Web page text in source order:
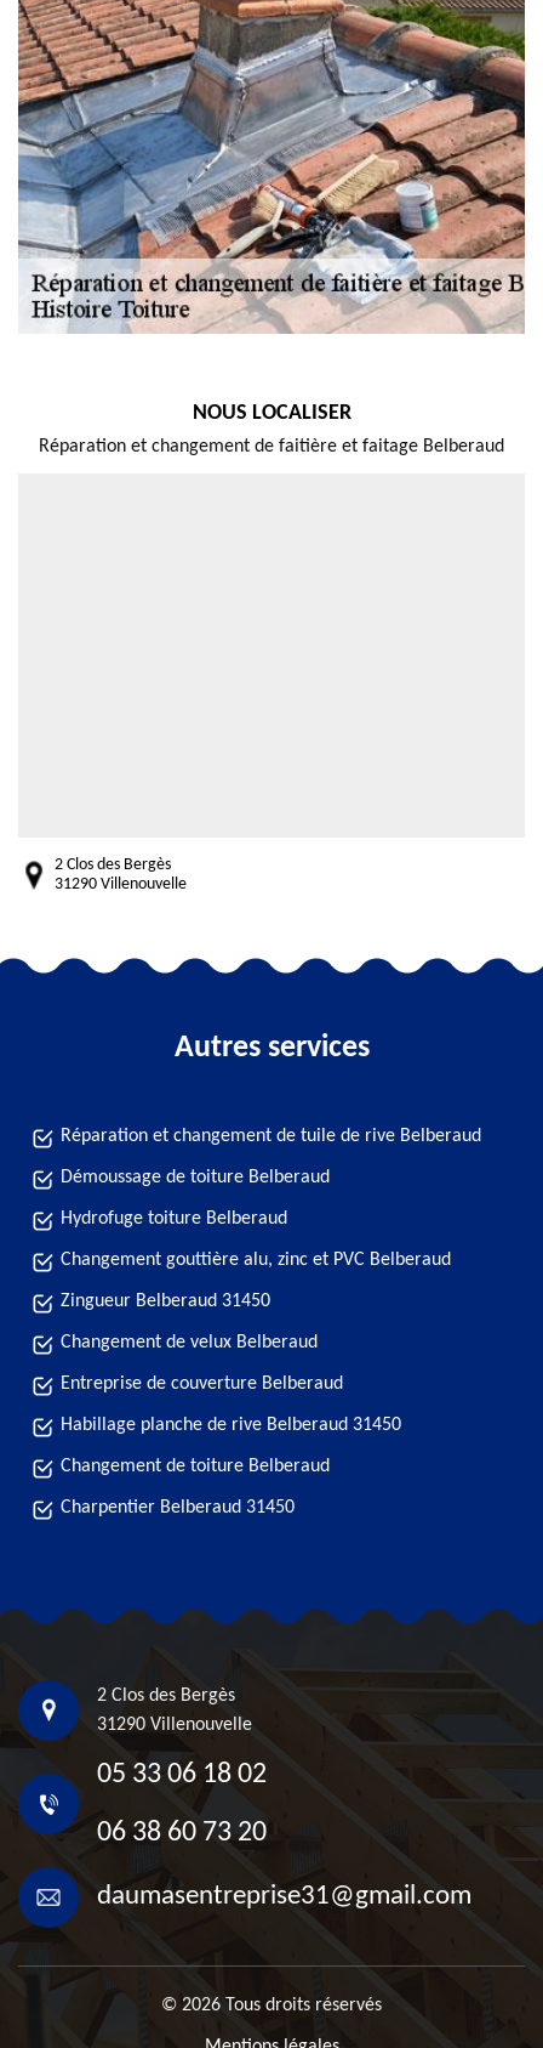
NOUS LOCALISER
Réparation et changement de faitière et faitage Belberaud
2 Clos des Bergès
31290 Villenouvelle
Autres services
Réparation et changement de tuile de rive Belberaud
Démoussage de toiture Belberaud
Hydrofuge toiture Belberaud
Changement gouttière alu, zinc et PVC Belberaud
Zingueur Belberaud 31450
Changement de velux Belberaud
Entreprise de couverture Belberaud
Habillage planche de rive Belberaud 31450
Changement de toiture Belberaud
Charpentier Belberaud 31450
2 Clos des Bergès
31290 Villenouvelle
05 33 06 18 02
06 38 60 73 20
daumasentreprise31@gmail.com
© 2026 Tous droits réservés